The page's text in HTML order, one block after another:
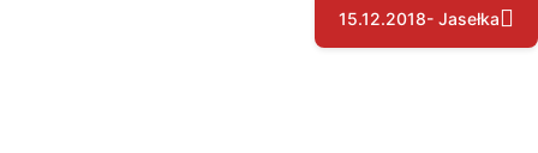
15.12.2018- Jasełka